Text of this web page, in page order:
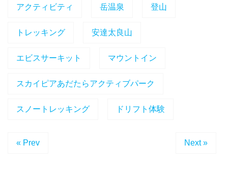
アクティビティ 岳温泉 登山
トレッキング 安達太良山
エビスサーキット マウントイン
スカイピアあだたらアクティブパーク
スノートレッキング ドリフト体験
« Prev Next »